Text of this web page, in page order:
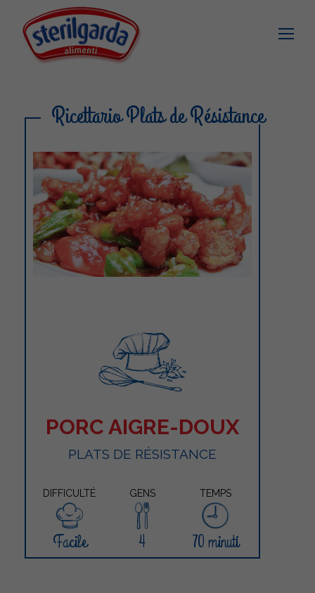
Ricettario Plats de Résistance
PORC AIGRE-DOUX
PLATS DE RÉSISTANCE
DIFFICULTÉ GENS TEMPS
Facile 4 70 minuti